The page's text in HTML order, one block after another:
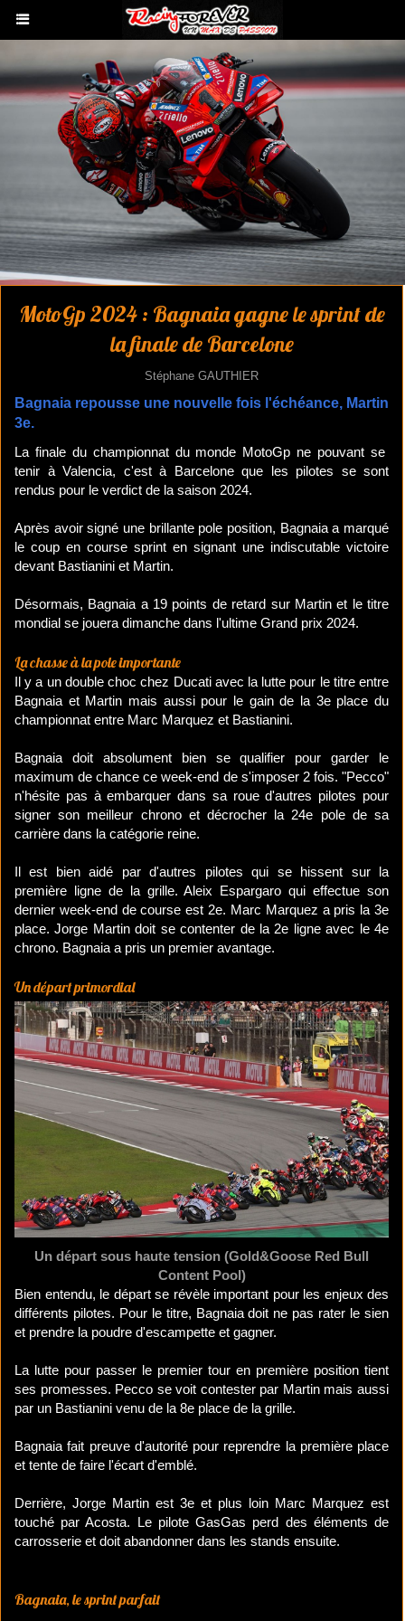
MotoGp 2024 : Bagnaia gagne le sprint de
la finale de Barcelone
Stéphane GAUTHIER
Bagnaia repousse une nouvelle fois l'échéance, Martin
3e.
La finale du championnat du monde MotoGp ne pouvant se
tenir à Valencia, c'est à Barcelone que les pilotes se sont
rendus pour le verdict de la saison 2024.
Après avoir signé une brillante pole position, Bagnaia a marqué
le coup en course sprint en signant une indiscutable victoire
devant Bastianini et Martin.
Désormais, Bagnaia a 19 points de retard sur Martin et le titre
mondial se jouera dimanche dans l'ultime Grand prix 2024.
La chasse à la pole importante
Il y a un double choc chez Ducati avec la lutte pour le titre entre
Bagnaia et Martin mais aussi pour le gain de la 3e place du
championnat entre Marc Marquez et Bastianini.
Bagnaia doit absolument bien se qualifier pour garder le
maximum de chance ce week-end de s'imposer 2 fois. "Pecco"
n'hésite pas à embarquer dans sa roue d'autres pilotes pour
signer son meilleur chrono et décrocher la 24e pole de sa
carrière dans la catégorie reine.
Il est bien aidé par d'autres pilotes qui se hissent sur la
première ligne de la grille. Aleix Espargaro qui effectue son
dernier week-end de course est 2e. Marc Marquez a pris la 3e
place. Jorge Martin doit se contenter de la 2e ligne avec le 4e
chrono. Bagnaia a pris un premier avantage.
Un départ primordial
Un départ sous haute tension (Gold&Goose Red Bull
Content Pool)
Bien entendu, le départ se révèle important pour les enjeux des
différents pilotes. Pour le titre, Bagnaia doit ne pas rater le sien
et prendre la poudre d'escampette et gagner.
La lutte pour passer le premier tour en première position tient
ses promesses. Pecco se voit contester par Martin mais aussi
par un Bastianini venu de la 8e place de la grille.
Bagnaia fait preuve d'autorité pour reprendre la première place
et tente de faire l'écart d'emblé.
Derrière, Jorge Martin est 3e et plus loin Marc Marquez est
touché par Acosta. Le pilote GasGas perd des éléments de
carrosserie et doit abandonner dans les stands ensuite.
Bagnaia, le sprint parfait